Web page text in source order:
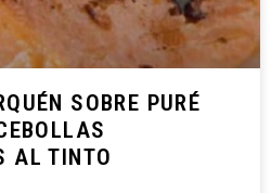
SOBRE PURÉ
AL TINTO